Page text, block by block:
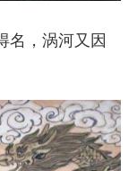
名，涡河又因